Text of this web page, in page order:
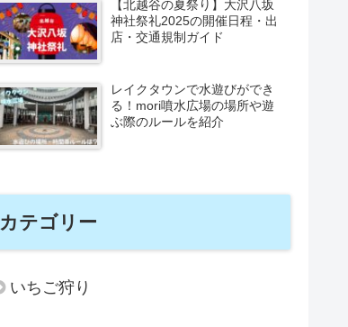
【北越谷の夏祭り】大沢八坂
神社祭礼2025の開催日程・出
店・交通規制ガイド
レイクタウンで水遊びができ
る！mori噴水広場の場所や遊
ぶ際のルールを紹介
カテゴリー
いちご狩り